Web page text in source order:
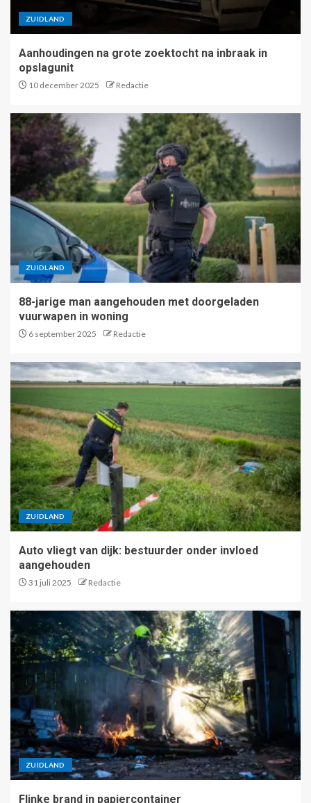
ZUIDLAND
Aanhoudingen na grote zoektocht na inbraak in
opslagunit
10 december 2025 Redactie
ZUIDLAND
88-jarige man aangehouden met doorgeladen
vuurwapen in woning
6 september 2025 Redactie
ZUIDLAND
Auto vliegt van dijk: bestuurder onder invloed
aangehouden
31 juli 2025 Redactie
ZUIDLAND
Flinke brand in papiercontainer